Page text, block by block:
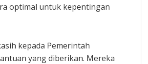
optimal untuk kepentingan
kepada Pemerintah
yang diberikan. Mereka